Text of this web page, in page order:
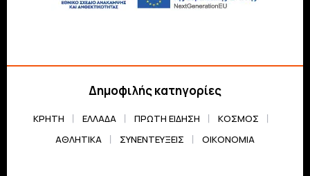
Δημοφιλής κατηγορίες
ΚΡΗΤΗ ΕΛΛΆΔΑ ΠΡΏΤΗ ΕΊΔΗΣΗ
ΚΌΣΜΟΣ
ΑΘΛΗΤΙΚΆ
ΣΥΝΕΝΤΕΎΞΕΙΣ ΟΙΚΟΝΟΜΊΑ